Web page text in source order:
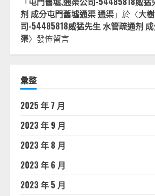
剂 成分屯門舊墟通渠 通渠」於〈大
司-54485818威猛先生 水管疏通剂
渠〉發佈留言
彙整
2025 年 7 月
2023 年 9 月
2023 年 8 月
2023 年 6 月
2023 年 5 月